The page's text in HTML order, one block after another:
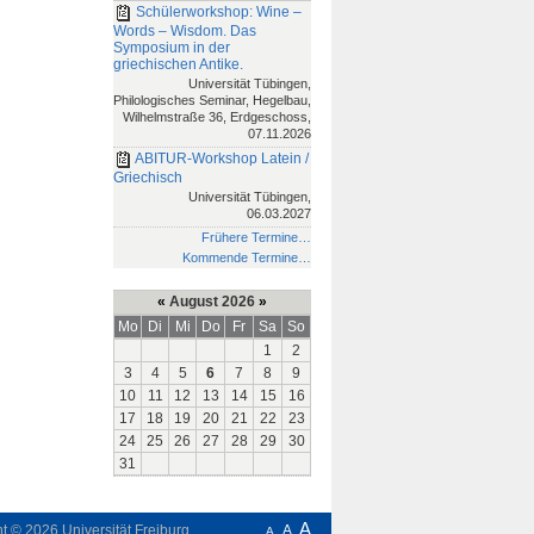
Schülerworkshop: Wine –
Words – Wisdom. Das
Symposium in der
griechischen Antike.
Universität Tübingen,
Philologisches Seminar, Hegelbau,
Wilhelmstraße 36, Erdgeschoss,
07.11.2026
ABITUR-Workshop Latein /
Griechisch
Universität Tübingen,
06.03.2027
Frühere Termine…
Kommende Termine…
« August 2026 »
Mo
Di Mi Do Fr Sa
So
1
2
3
4 5 6 7 8
9
10
11 12 13 14 15
16
17
18 19 20 21 22
23
24
25 26 27 28 29
30
31
A A A
© 2026 Universität Freiburg